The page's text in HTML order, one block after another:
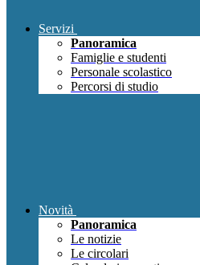
Servizi
Panoramica
Famiglie e studenti
Personale scolastico
Percorsi di studio
Novità
Panoramica
Le notizie
Le circolari